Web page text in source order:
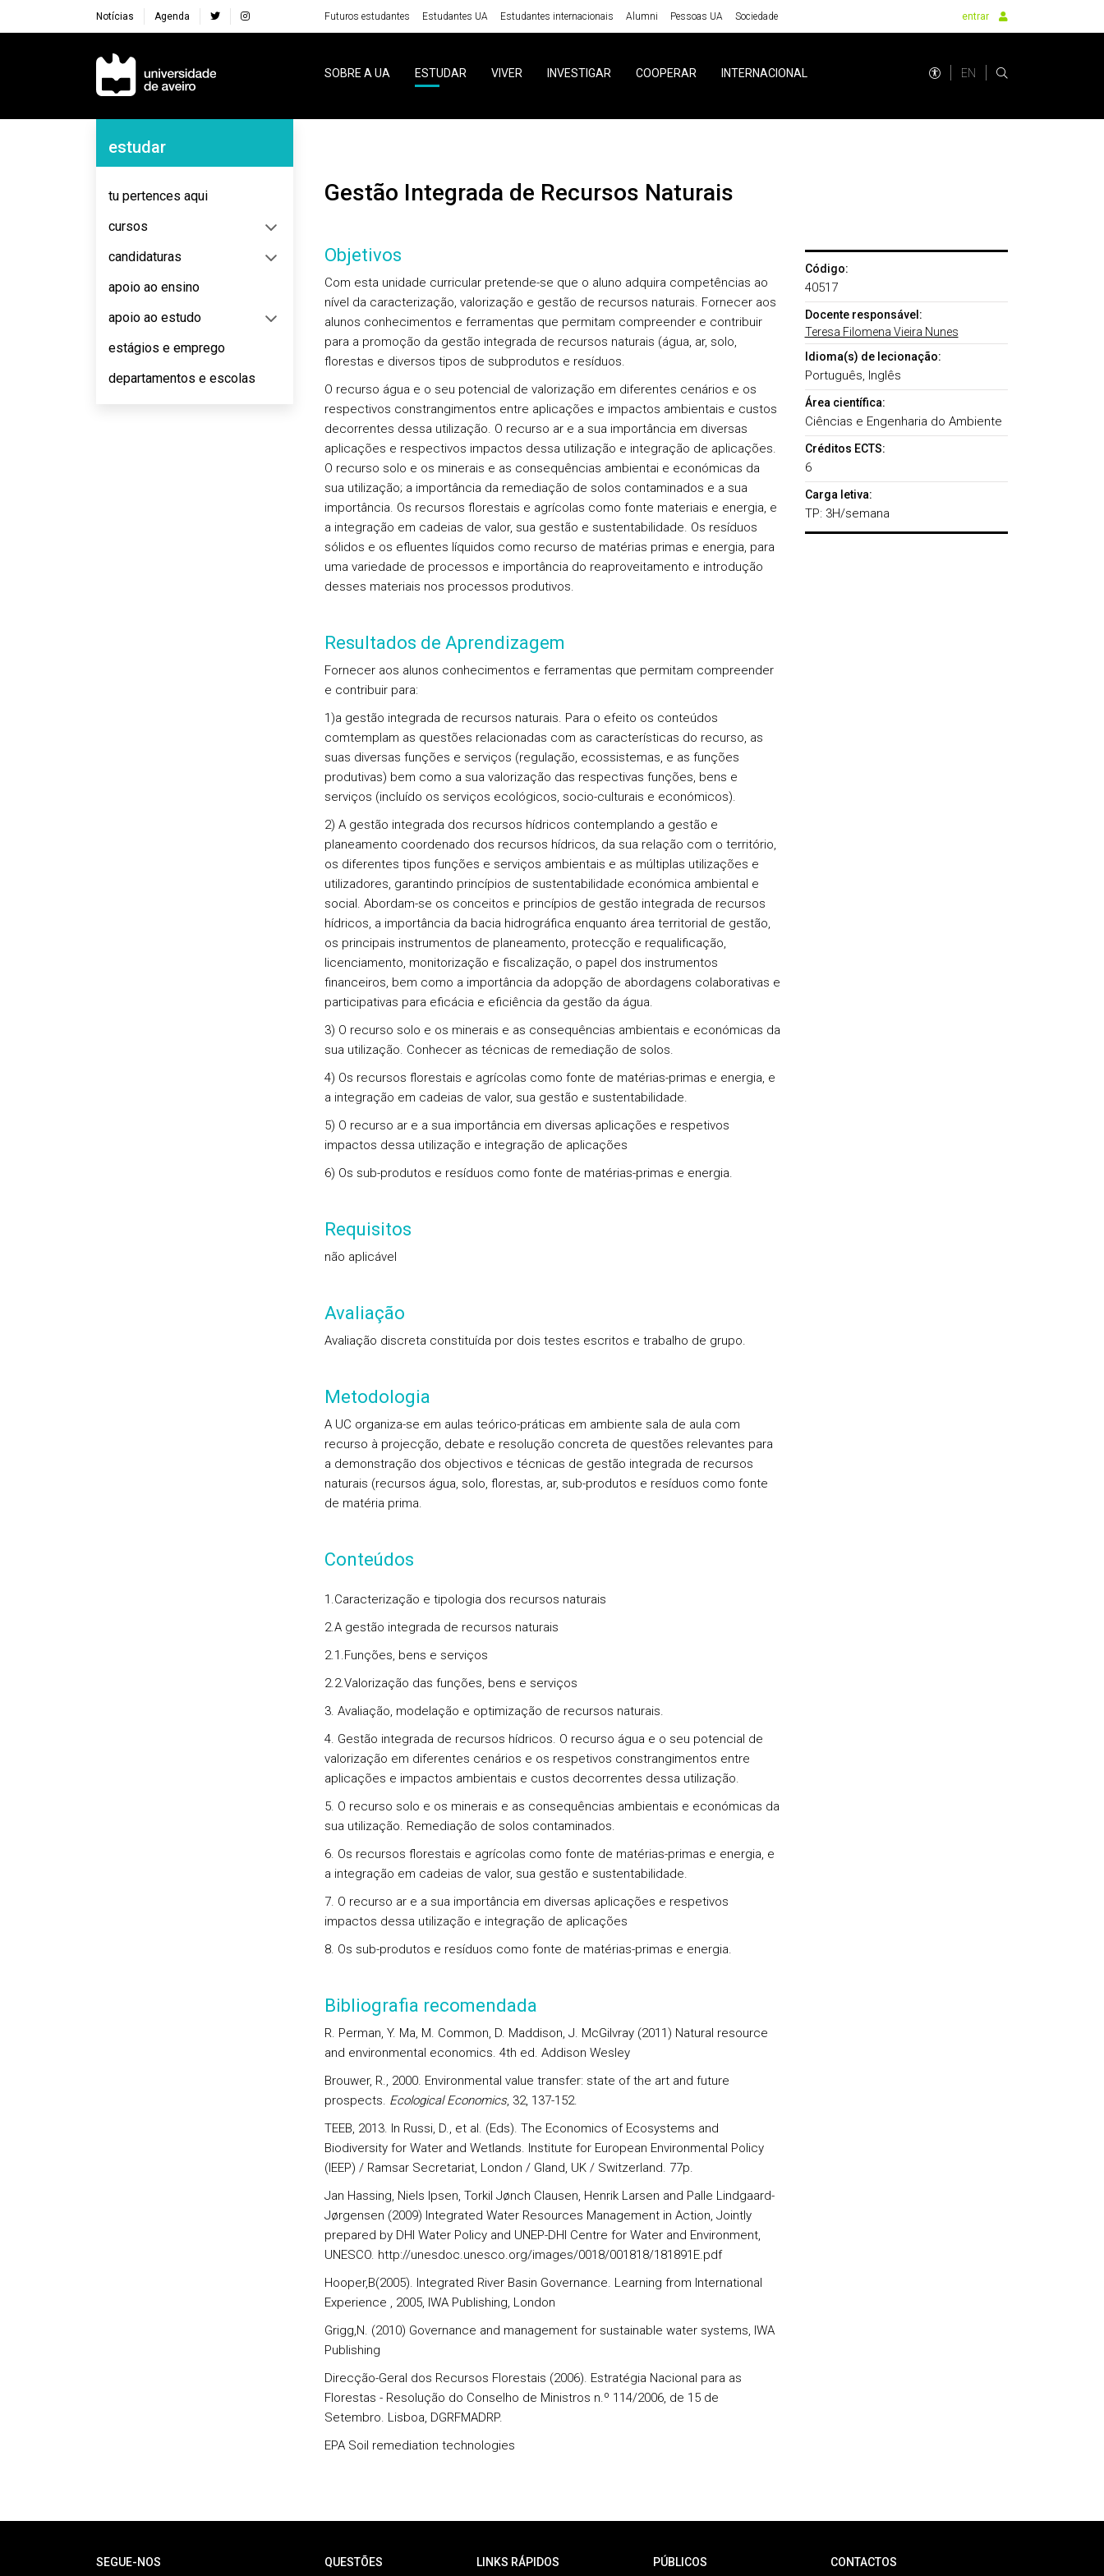
Notícias Agenda Futuros estudantes Estudantes UA Estudantes internacionais Alumni Pessoas UA Sociedade entrar
Navegação Principal
SOBRE A UA ESTUDAR VIVER INVESTIGAR COOPERAR INTERNACIONAL EN
Navegação Lateral
estudar
tu pertences aqui
cursos
candidaturas
apoio ao ensino
apoio ao estudo
estágios e emprego
departamentos e escolas
Gestão Integrada de Recursos Naturais
Objetivos
Com esta unidade curricular pretende-se que o aluno adquira competências ao
nível da caracterização, valorização e gestão de recursos naturais. Fornecer aos
alunos conhecimentos e ferramentas que permitam compreender e contribuir
para a promoção da gestão integrada de recursos naturais (água, ar, solo,
florestas e diversos tipos de subprodutos e resíduos.
O recurso água e o seu potencial de valorização em diferentes cenários e os
respectivos constrangimentos entre aplicações e impactos ambientais e custos
decorrentes dessa utilização. O recurso ar e a sua importância em diversas
aplicações e respectivos impactos dessa utilização e integração de aplicações.
O recurso solo e os minerais e as consequências ambientai e económicas da
sua utilização; a importância da remediação de solos contaminados e a sua
importância. Os recursos florestais e agrícolas como fonte materiais e energia, e
a integração em cadeias de valor, sua gestão e sustentabilidade. Os resíduos
sólidos e os efluentes líquidos como recurso de matérias primas e energia, para
uma variedade de processos e importância do reaproveitamento e introdução
desses materiais nos processos produtivos.
Resultados de Aprendizagem
Fornecer aos alunos conhecimentos e ferramentas que permitam compreender
e contribuir para:
1)a gestão integrada de recursos naturais. Para o efeito os conteúdos
comtemplam as questões relacionadas com as características do recurso, as
suas diversas funções e serviços (regulação, ecossistemas, e as funções
produtivas) bem como a sua valorização das respectivas funções, bens e
serviços (incluído os serviços ecológicos, socio-culturais e económicos).
2) A gestão integrada dos recursos hídricos contemplando a gestão e
planeamento coordenado dos recursos hídricos, da sua relação com o território,
os diferentes tipos funções e serviços ambientais e as múltiplas utilizações e
utilizadores, garantindo princípios de sustentabilidade económica ambiental e
social. Abordam-se os conceitos e princípios de gestão integrada de recursos
hídricos, a importância da bacia hidrográfica enquanto área territorial de gestão,
os principais instrumentos de planeamento, protecção e requalificação,
licenciamento, monitorização e fiscalização, o papel dos instrumentos
financeiros, bem como a importância da adopção de abordagens colaborativas e
participativas para eficácia e eficiência da gestão da água.
3) O recurso solo e os minerais e as consequências ambientais e económicas da
sua utilização. Conhecer as técnicas de remediação de solos.
4) Os recursos florestais e agrícolas como fonte de matérias-primas e energia, e
a integração em cadeias de valor, sua gestão e sustentabilidade.
5) O recurso ar e a sua importância em diversas aplicações e respetivos
impactos dessa utilização e integração de aplicações
6) Os sub-produtos e resíduos como fonte de matérias-primas e energia.
Requisitos
não aplicável
Avaliação
Avaliação discreta constituída por dois testes escritos e trabalho de grupo.
Metodologia
A UC organiza-se em aulas teórico-práticas em ambiente sala de aula com
recurso à projecção, debate e resolução concreta de questões relevantes para
a demonstração dos objectivos e técnicas de gestão integrada de recursos
naturais (recursos água, solo, florestas, ar, sub-produtos e resíduos como fonte
de matéria prima.
Conteúdos
1.Caracterização e tipologia dos recursos naturais
2.A gestão integrada de recursos naturais
2.1.Funções, bens e serviços
2.2.Valorização das funções, bens e serviços
3. Avaliação, modelação e optimização de recursos naturais.
4. Gestão integrada de recursos hídricos. O recurso água e o seu potencial de
valorização em diferentes cenários e os respetivos constrangimentos entre
aplicações e impactos ambientais e custos decorrentes dessa utilização.
5. O recurso solo e os minerais e as consequências ambientais e económicas da
sua utilização. Remediação de solos contaminados.
6. Os recursos florestais e agrícolas como fonte de matérias-primas e energia, e
a integração em cadeias de valor, sua gestão e sustentabilidade.
7. O recurso ar e a sua importância em diversas aplicações e respetivos
impactos dessa utilização e integração de aplicações
8. Os sub-produtos e resíduos como fonte de matérias-primas e energia.
Bibliografia recomendada
R. Perman, Y. Ma, M. Common, D. Maddison, J. McGilvray (2011) Natural resource
and environmental economics. 4th ed. Addison Wesley
Brouwer, R., 2000. Environmental value transfer: state of the art and future
prospects. Ecological Economics, 32, 137-152.
TEEB, 2013. In Russi, D., et al. (Eds). The Economics of Ecosystems and
Biodiversity for Water and Wetlands. Institute for European Environmental Policy
(IEEP) / Ramsar Secretariat, London / Gland, UK / Switzerland. 77p.
Jan Hassing, Niels Ipsen, Torkil Jønch Clausen, Henrik Larsen and Palle Lindgaard-
Jørgensen (2009) Integrated Water Resources Management in Action, Jointly
prepared by DHI Water Policy and UNEP-DHI Centre for Water and Environment,
UNESCO. http://unesdoc.unesco.org/images/0018/001818/181891E.pdf
Hooper,B(2005). Integrated River Basin Governance. Learning from International
Experience , 2005, IWA Publishing, London
Grigg,N. (2010) Governance and management for sustainable water systems, IWA
Publishing
Direcção-Geral dos Recursos Florestais (2006). Estratégia Nacional para as
Florestas - Resolução do Conselho de Ministros n.º 114/2006, de 15 de
Setembro. Lisboa, DGRFMADRP.
EPA Soil remediation technologies
Código:
40517
Docente responsável:
Teresa Filomena Vieira Nunes
Idioma(s) de lecionação:
Português, Inglês
Área científica:
Ciências e Engenharia do Ambiente
Créditos ECTS:
6
Carga letiva:
TP: 3H/semana
SEGUE-NOS QUESTÕES LINKS RÁPIDOS PÚBLICOS CONTACTOS